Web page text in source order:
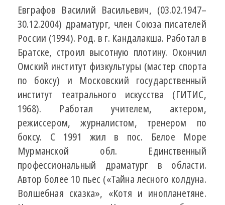
Евграфов Василий Васильевич, (03.02.1947–
30.12.2004) драматург, член Союза писателей
России (1994). Род. в г. Кандалакша. Работал в
Братске, строил высотную плотину. Окончил
Омский институт физкультуры (мастер спорта
по боксу) и Московский государственный
институт театрального искусства (ГИТИС,
1968). Работал учителем, актером,
режиссером, журналистом, тренером по
боксу. С 1991 жил в пос. Белое Море
Мурманской обл. Единственный
профессиональный драматург в области.
Автор более 10 пьес («Тайна лесного колдуна.
Волшебная сказка», «Котя и инопланетяне.